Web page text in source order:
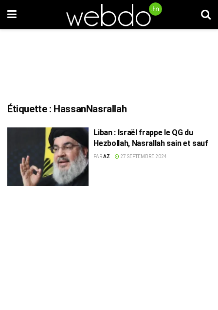
Étiquette : HassanNasrallah
Liban : Israël frappe le QG du
Hezbollah, Nasrallah sain et sauf
PARAZ 27 SEPTEMBRE 2024